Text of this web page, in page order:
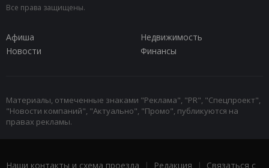
Все права защищены.
Афиша
Недвижимость
Новости
Финансы
Материалы, отмеченные знаками "Реклама", "PR", "Спецпроект",
"Новости компаний", "Актуально", "Промо", публикуются на
правах рекламы.
Наши контакты и схема проезда | Редакция | Связаться с